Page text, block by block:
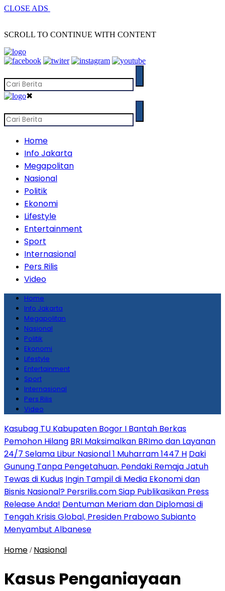
CLOSE ADS
SCROLL TO CONTINUE WITH CONTENT
✖
Home
Info Jakarta
Megapolitan
Nasional
Politik
Ekonomi
Lifestyle
Entertainment
Sport
Internasional
Pers Rilis
Video
Home
Info Jakarta
Megapolitan
Nasional
Politik
Ekonomi
Lifestyle
Entertainment
Sport
Internasional
Pers Rilis
Video
Kasubag TU Kabupaten Bogor I Bantah Berkas
Pemohon Hilang BRI Maksimalkan BRImo dan Layanan
24/7 Selama Libur Nasional 1 Muharram 1447 H Daki
Gunung Tanpa Pengetahuan, Pendaki Remaja Jatuh
Tewas di Kudus Ingin Tampil di Media Ekonomi dan
Bisnis Nasional? Persrilis.com Siap Publikasikan Press
Release Anda! Dentuman Meriam dan Diplomasi di
Tengah Krisis Global, Presiden Prabowo Subianto
Menyambut Albanese
Home / Nasional
Kasus Penganiayaan